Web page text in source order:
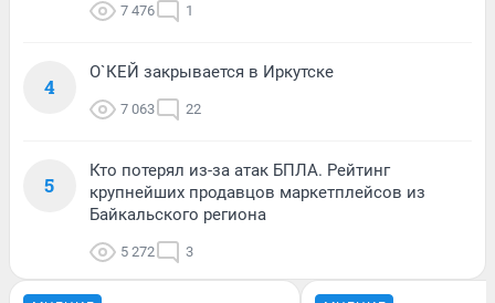
7 476 1
4
О`КЕЙ закрывается в Иркутске
7 063 22
5
Кто потерял из-за атак БПЛА. Рейтинг
крупнейших продавцов маркетплейсов из
Байкальского региона
5 272 3